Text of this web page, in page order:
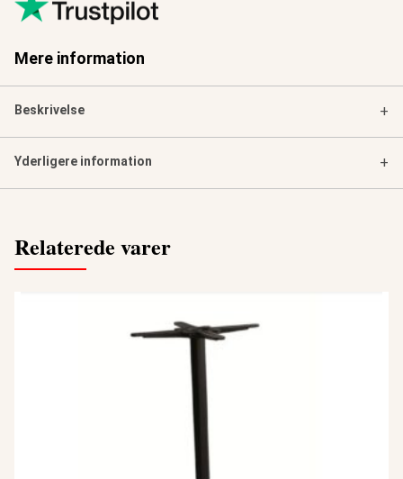
Mere information
Beskrivelse +
Yderligere information +
Relaterede varer